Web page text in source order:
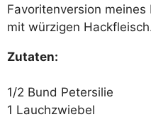
Favoritenversion
mit würzigen
Zutaten:
1/2 Bund Petersilie
1 Lauchzwiebel